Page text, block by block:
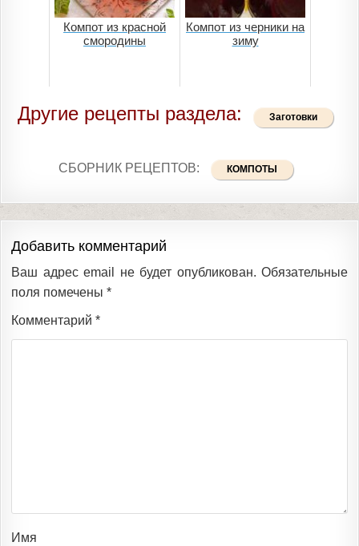
Компот из красной
смородины
Компот из черники на
зиму
Другие рецепты раздела: Заготовки
СБОРНИК РЕЦЕПТОВ: КОМПОТЫ
Добавить комментарий
Ваш адрес email не будет опубликован. Обязательные
поля помечены *
Комментарий *
Имя